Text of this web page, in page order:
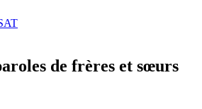
de frères et sœurs